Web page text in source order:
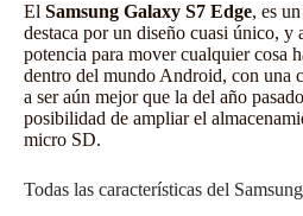
El Samsung Galaxy S7 Edge, es
destaca por un diseño cuasi único, y
potencia para mover cualquier cosa
dentro del mundo Android, con una
a ser aún mejor que la del año
posibilidad de ampliar el
micro SD.
Todas las características del